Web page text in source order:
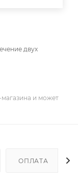
двух
магазина и может
ОПЛАТА